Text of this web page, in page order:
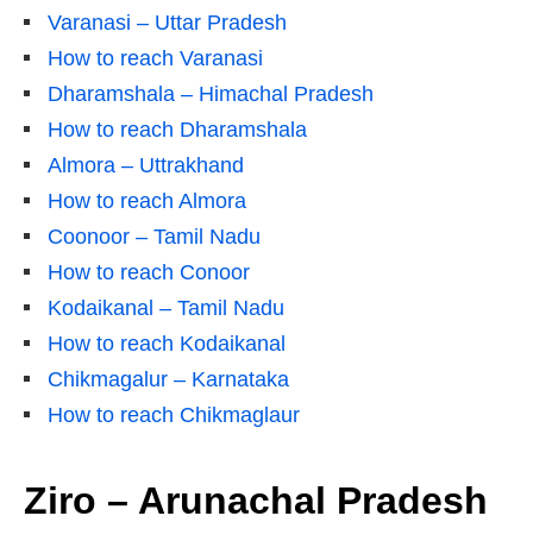
Varanasi – Uttar Pradesh
How to reach Varanasi
Dharamshala – Himachal Pradesh
How to reach Dharamshala
Almora – Uttrakhand
How to reach Almora
Coonoor – Tamil Nadu
How to reach Conoor
Kodaikanal – Tamil Nadu
How to reach Kodaikanal
Chikmagalur – Karnataka
How to reach Chikmaglaur
Ziro – Arunachal Pradesh